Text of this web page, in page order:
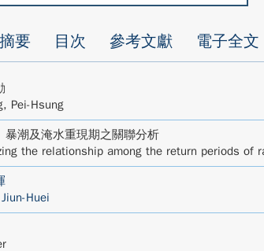
摘要 目次 參考文獻 電子全文
Pei-Hsung
暴潮及淹水重現期之關聯分析
the relationship among the return periods of
Huei